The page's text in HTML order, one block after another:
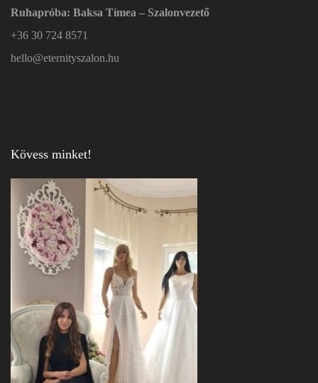
Ruhapróba: Baksa Tímea – Szalonvezető
+36 30 724 8571
hello@eternityszalon.hu
Kövess minket!